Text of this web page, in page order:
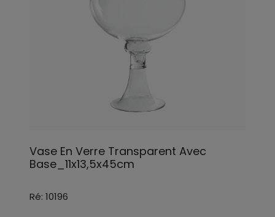
Vase En Verre Transparent Avec
Base_11x13,5x45cm
Ré: 10196